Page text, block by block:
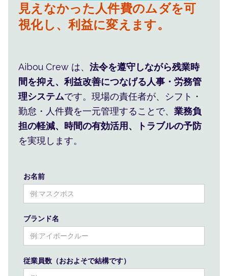
め、現場の判断を楽にします。
Aibou Crew は、 法令を遵守しながら残業時
間を抑え、利益改善につなげる人事・労務管
理システムです。現場の責任者が、シフト・
勤怠・人件費を一元管理することで、 業務負
担の軽減、時間の有効活用、トラブルの予防
を実現します。
お名前
ブランド名
従業員数（おおよそで結構です）